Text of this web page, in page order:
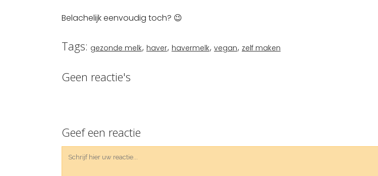
Belachelijk eenvoudig toch? 😉
Tags: gezonde melk, haver, havermelk, vegan, zelf maken
Geen reactie's
Geef een reactie